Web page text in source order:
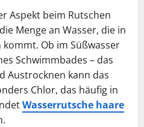
Aspekt beim Rutschen
Menge an Wasser, die in
Ob im Süßwasser
Schwimmbades – das
Austrocknen kann das
Chlor, das häufig in
Wasserrutsche haare